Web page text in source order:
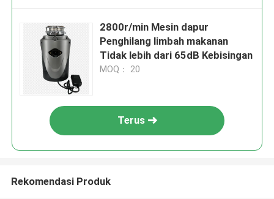
2800r/min Mesin dapur
Penghilang limbah makanan
Tidak lebih dari 65dB Kebisingan
MOQ： 20
Terus
Rekomendasi Produk